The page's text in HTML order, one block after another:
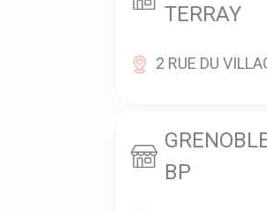
TERRAY
2 RUE DU
BP